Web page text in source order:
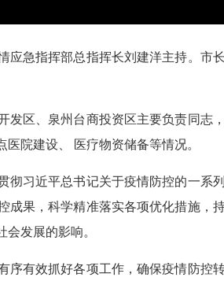
急指挥部总指挥长刘建洋主持。市
区、泉州台商投资区主要负责同志
院建设、 医疗物资储备等情况。
习近平总书记关于疫情防控的一系
成果，科学精准落实各项优化措施，
发展的影响。
有效抓好各项工作，确保疫情防控